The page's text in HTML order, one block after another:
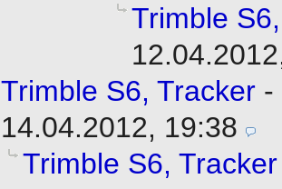
Trimble
Trimble S6, Tracker-
14.04.2012, 19:38
Trimble S6, Tracker